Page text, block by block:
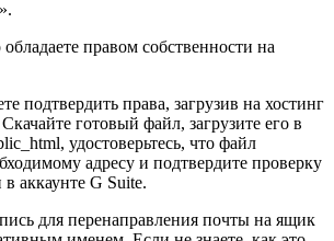
правом собственности на
подтвердить права, загрузив на хостинг
готовый файл, загрузите его в
удостоверьтесь, что файл
адресу и подтвердите проверку
аккаунте G Suite.
для перенаправления почты на ящик